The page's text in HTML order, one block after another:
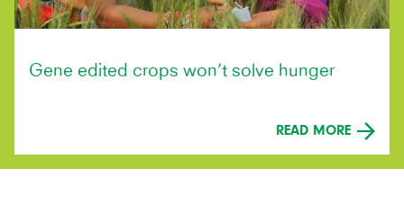
Gene edited crops won’t solve hunger
READ MORE